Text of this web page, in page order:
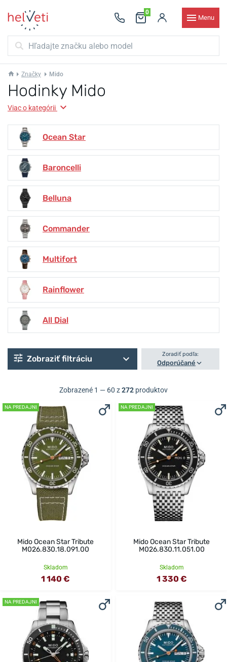
0
Menu
Značky Mido
Hodinky Mido
Viac o kategórii
Ocean Star
Baroncelli
Belluna
Commander
Multifort
Rainflower
All Dial
Zobraziť filtráciu Zoradiť podľa:
Odporúčané
Zobrazené 1 — 60 z272 produktov
NA PREDAJNI
Mido Ocean Star Tribute
M026.830.18.091.00
Skladom
1 140 €
NA PREDAJNI
Mido Ocean Star Tribute
M026.830.11.051.00
Skladom
1 330 €
NA PREDAJNI